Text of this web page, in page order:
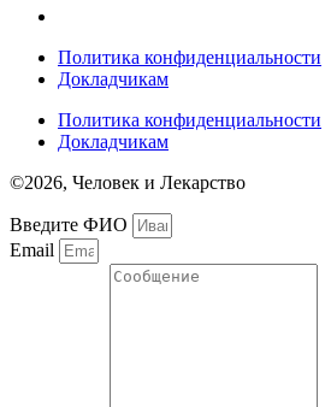
Политика конфиденциальности
Докладчикам
Политика конфиденциальности
Докладчикам
©2026, Человек и Лекарство
Введите ФИО
Email